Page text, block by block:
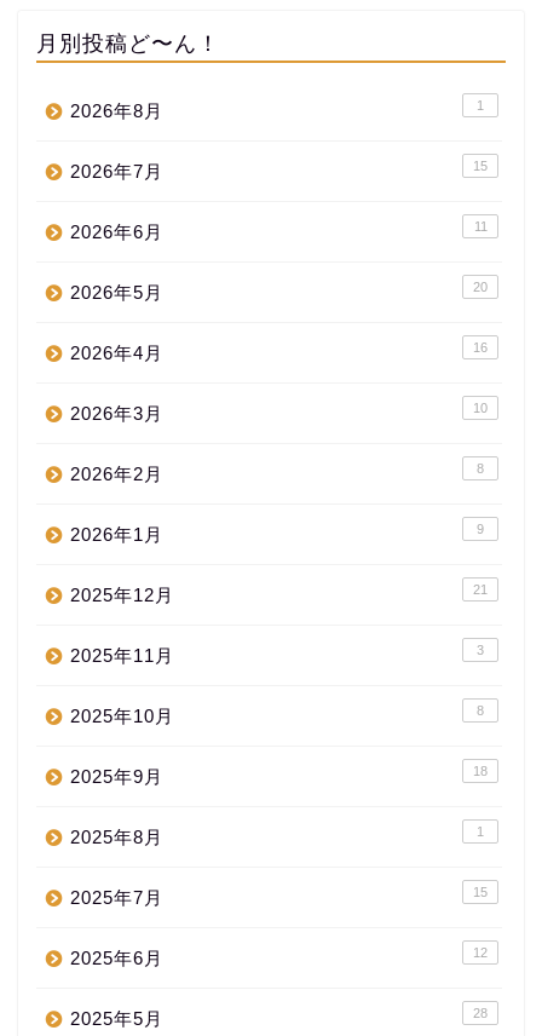
月別投稿ど〜ん！
2026年8月 1
2026年7月 15
2026年6月 11
2026年5月 20
2026年4月 16
2026年3月 10
2026年2月 8
2026年1月 9
2025年12月 21
2025年11月 3
2025年10月 8
2025年9月 18
2025年8月 1
2025年7月 15
2025年6月 12
2025年5月 28